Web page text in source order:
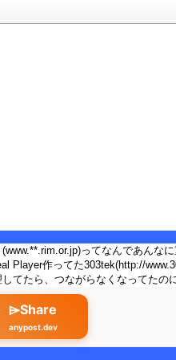
ってなんであんな
Player作ってた303tek(http://
てたら、つながらなくなってたの
⌲Share
anypost.dev